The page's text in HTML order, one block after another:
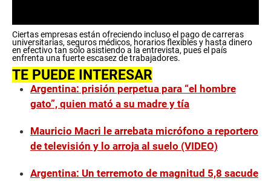
s
e
c
o
Ciertas empresas están ofreciendo incluso el pago de carreras
universitarias, seguros médicos, horarios flexibles y hasta dinero
en efectivo tan solo asistiendo a la entrevista, pues el país
enfrenta una fuerte escasez de trabajadores.
TE PUEDE INTERESAR
Argentina: prisión perpetua para “el hombre
gato”, quien mató a su madre y tía
Mauricio Macri le arrebata micrófono a reportero
de televisión y lo arroja al suelo (VIDEO)
Argentina: Un terremoto de magnitud 5,8 sacude